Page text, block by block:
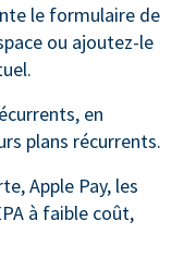
le formulaire de
ou ajoutez-le
en
plans récurrents.
Apple Pay, les
à faible coût,